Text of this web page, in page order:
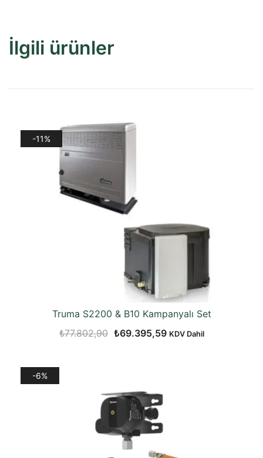
İlgili ürünler
-11%
Truma S2200 & B10 Kampanyalı Set
₺77.802,90 Orijinal
₺69.395,59Şu
KDV Dahil
-6%